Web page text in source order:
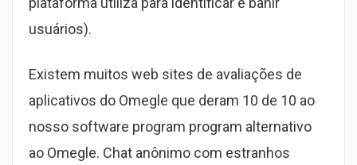
usuários).
Existem muitos web sites de avaliações de
aplicativos do Omegle que deram 10 de 10 ao
nosso software program program alternativo
ao Omegle. Chat anônimo com estranhos